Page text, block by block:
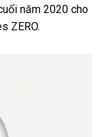
năm 2020 cho
ZERO.